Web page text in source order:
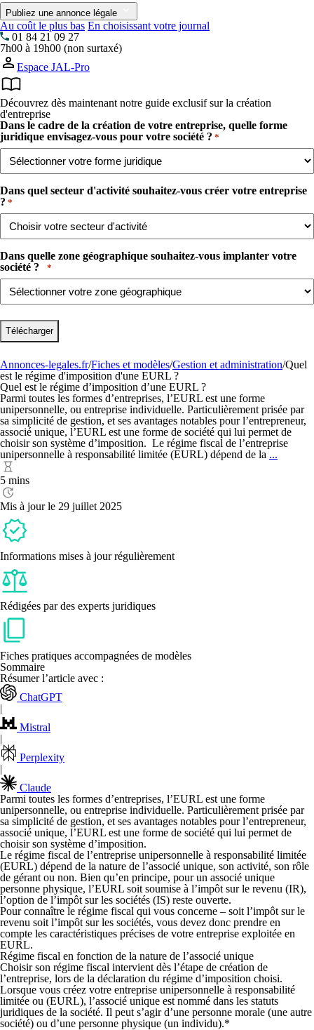
Publiez une annonce légale
Au coût le plus bas En choisissant votre journal
01 84 21 09 27
7h00 à 19h00 (non surtaxé)
Espace JAL-Pro
Découvrez dès maintenant notre guide exclusif sur la création
d'entreprise
Dans le cadre de la création de votre entreprise, quelle forme
juridique envisagez-vous pour votre société ? *
Dans quel secteur d'activité souhaitez-vous créer votre entreprise
?​ *
Dans quelle zone géographique souhaitez-vous implanter votre
société ? ​ ​
*
Annonces-legales.fr/Fiches et modèles/Gestion et administration/Quel
est le régime d'imposition d'une EURL ?
Quel est le régime d’imposition d’une EURL ?
Parmi toutes les formes d’entreprises, l’EURL est une forme
unipersonnelle, ou entreprise individuelle. Particulièrement prisée par
sa simplicité de gestion, et ses avantages notables pour l’entrepreneur,
associé unique, l’EURL est une forme de société qui lui permet de
choisir son système d’imposition. Le régime fiscal de l’entreprise
unipersonnelle à responsabilité limitée (EURL) dépend de la ...
5 mins
Mis à jour le 29 juillet 2025
Informations mises à jour régulièrement
Rédigées par des experts juridiques
Fiches pratiques accompagnées de modèles
Sommaire
Résumer l’article avec :
ChatGPT
|
Mistral
|
Perplexity
|
Claude
Parmi toutes les formes d’entreprises, l’EURL est une forme
unipersonnelle, ou entreprise individuelle. Particulièrement prisée par
sa simplicité de gestion, et ses avantages notables pour l’entrepreneur,
associé unique, l’EURL est une forme de société qui lui permet de
choisir son système d’imposition.
Le régime fiscal de l’entreprise unipersonnelle à responsabilité limitée
(EURL) dépend de la nature de l’associé unique, son activité, son rôle
de gérant ou non. Bien qu’en principe, pour un associé unique
personne physique, l’EURL soit soumise à l’impôt sur le revenu (IR),
l’option de l’impôt sur les sociétés (IS) reste ouverte.
Pour connaître le régime fiscal qui vous concerne – soit l’impôt sur le
revenu soit l’impôt sur les sociétés, vous devez donc prendre en
compte les caractéristiques précises de votre entreprise exploitée en
EURL.
Régime fiscal en fonction de la nature de l’associé unique
Choisir son régime fiscal intervient dès l’étape de création de
l’entreprise, lors de la déclaration du régime d’imposition choisi.
Lorsque vous créez votre entreprise unipersonnelle à responsabilité
limitée ou (EURL), l’associé unique est nommé dans les statuts
juridiques de la société. Il peut s’agir d’une personne morale (une autre
société) ou d’une personne physique (un individu).*